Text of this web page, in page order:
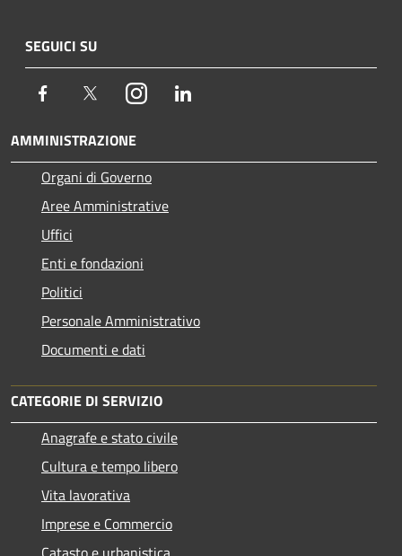
SEGUICI SU
Facebook TwitterInstagram
AMMINISTRAZIONE
Organi di Governo
Aree Amministrative
Uffici
Enti e fondazioni
Politici
Personale Amministrativo
Documenti e dati
CATEGORIE DI SERVIZIO
Anagrafe e stato civile
Cultura e tempo libero
Vita lavorativa
Imprese e Commercio